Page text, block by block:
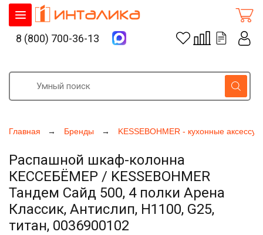
Главная Бренды KESSEBOHMER - кухонные
Распашной шкаф-колонна
КЕССЕБЁМЕР / KESSEBOHMER
Тандем Сайд 500, 4 полки Арена
Классик, Антислип, H1100, G25,
титан, 0036900102
8 (800) 700-36-13